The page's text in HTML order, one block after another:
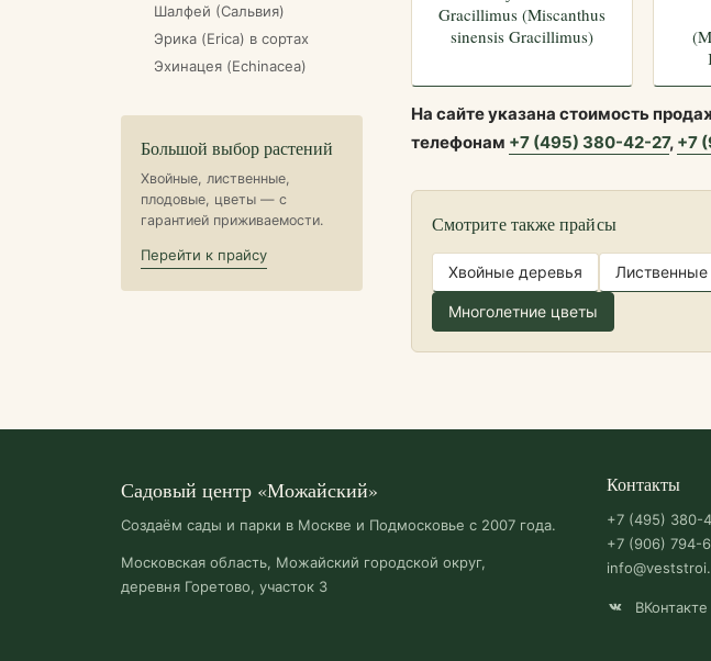
Шалфей (Сальвия)
Эрика (Erica) в сортах
Эхинацея (Echinacea)
Большой выбор растений
Хвойные, лиственные,
плодовые, цветы — с
гарантией приживаемости.
Перейти к прайсу
Gracillimus (Miscanthus
sinensis Gracillimus)
На сайте указана стоимость
телефонам +7 (495) 380-42-27, +7
Смотрите также прайсы
Хвойные деревья
Многолетние цветы
Садовый центр «Можайский»
Создаём сады и парки в Москве и Подмосковье с 2007 года.
Московская область, Можайский городской округ,
деревня Горетово, участок 3
Контакты
+7 (495) 380-
+7 (906) 794-
ВКонтакте